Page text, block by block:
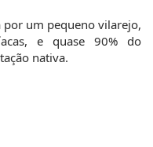
e quase 90% do
nativa.